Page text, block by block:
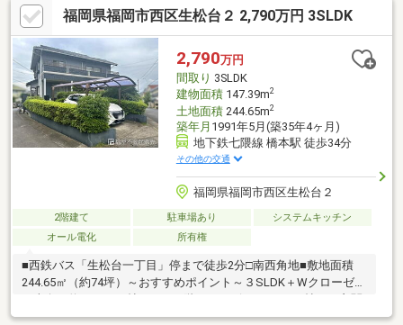
要となります。【資料請求】又は【見学予約】ボタンをクリック
又は近鉄不動産 西新営業所【フリーダイヤル:0800-111-2411】ま
でお気軽にご連絡下さいませ
福岡県福岡市西区生松台２ 2,790万円 3SLDK
2,790万円
間取り 3SLDK
建物面積147.39m2
土地面積244.65m2
築年月 1991年5月(築35年4ヶ月)
地下鉄七隈線 橋本駅 徒歩34分
その他の交通
福岡県福岡市西区生松台２
2階建て 駐車場あり
システムキッチン
オール電化
所有権
■西鉄バス「生松台一丁目」停まで徒歩2分□南西角地■敷地面積
244.65㎡（約74坪）～おすすめポイント～３SLDK＋Wクローゼッ
上部吹き抜けありトイレ２か所ありカーポート1台（駐車台数は車